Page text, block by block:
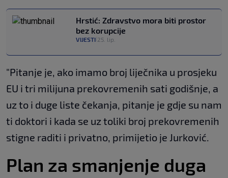
Hrstić: Zdravstvo mora biti prostor
bez korupcije
VIJESTI 25. lip.
"Pitanje je, ako imamo broj liječnika u prosjeku
EU i tri milijuna prekovremenih sati godišnje, a
uz to i duge liste čekanja, pitanje je gdje su nam
ti doktori i kada se uz toliki broj prekovremenih
stigne raditi i privatno, primijetio je Jurković.
Plan za smanjenje duga